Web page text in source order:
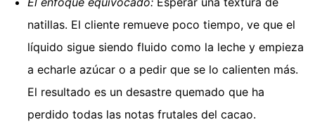
natillas. El cliente remueve poco tiempo, ve que el
líquido sigue siendo fluido como la leche y empieza
a echarle azúcar o a pedir que se lo calienten más.
El resultado es un desastre quemado que ha
perdido todas las notas frutales del cacao.